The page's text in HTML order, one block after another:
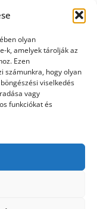
olyan
k, amelyek tárolják az
Ezen
számunkra, hogy olyan
viselkedés
vagy
funkciókat és